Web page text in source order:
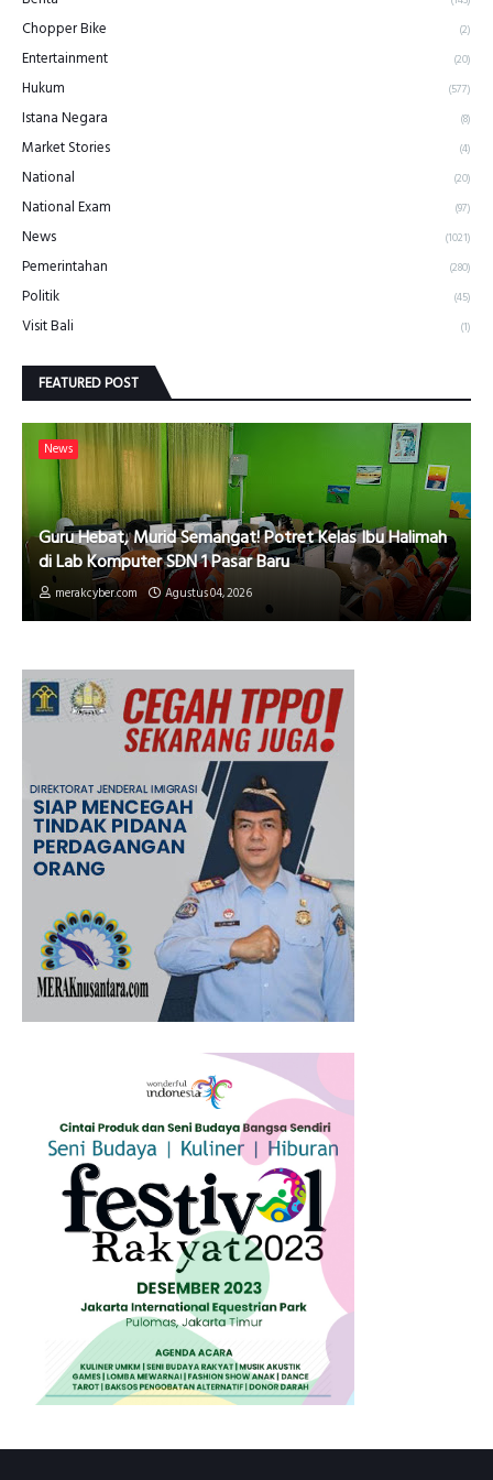
Chopper Bike (2)
Entertainment (20)
Hukum (577)
Istana Negara (8)
Market Stories (4)
National (20)
National Exam (97)
News (1021)
Pemerintahan (280)
Politik (45)
Visit Bali (1)
FEATURED POST
News
Guru Hebat, Murid Semangat! Potret Kelas Ibu Halimah
di Lab Komputer SDN 1 Pasar Baru
merakcyber.com Agustus 04, 2026